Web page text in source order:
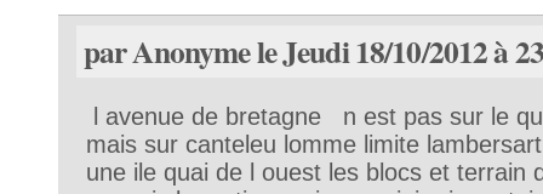
par Anonyme le Jeudi 18/10/2012 à
l avenue de bretagne n est pas sur le
mais sur canteleu lomme limite
une ile quai de l ouest les blocs et terrain